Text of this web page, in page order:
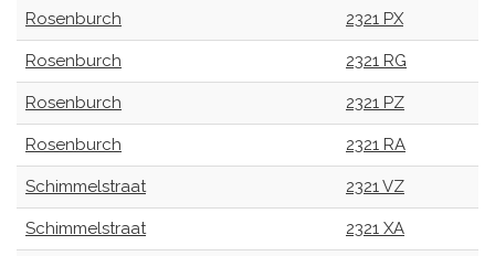
Rosenburch 2321 PX
Rosenburch 2321 RG
Rosenburch 2321 PZ
Rosenburch 2321 RA
Schimmelstraat 2321 VZ
Schimmelstraat 2321 XA